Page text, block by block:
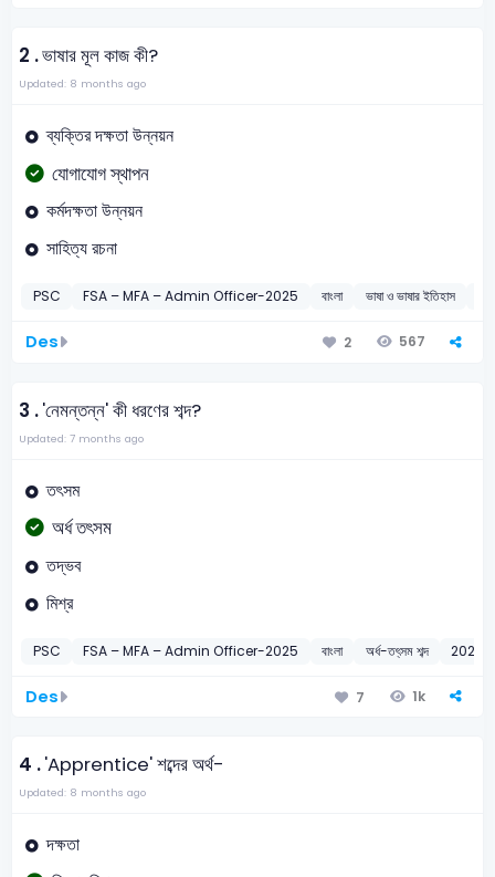
2 .ভাষার মূল কাজ কী?
Updated: 8 months ago
ব্যক্তির দক্ষতা উন্নয়ন
যোগাযোগ স্থাপন
কর্মদক্ষতা উন্নয়ন
সাহিত্য রচনা
PSC FSA – MFA – Admin Officer-2025 বাংলা ভাষা ও ভাষার ইতিহাস
Des 2 567
3 .'নেমন্তন্ন' কী ধরণের শব্দ?
Updated: 7 months ago
তৎসম
অর্ধ তৎসম
তদ্ভব
মিশ্র
PSC FSA – MFA – Admin Officer-2025 বাংলা অর্ধ-তৎ্সম শব্দ 2025
Des 7 1k
4 .'Apprentice' শব্দের অর্থ-
Updated: 8 months ago
দক্ষতা